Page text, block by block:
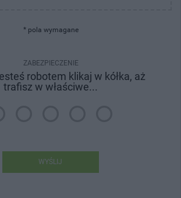
* pola wymagane
ZABEZPIECZENIE
robotem klikaj w kółka, aż
trafisz w właściwe...
WYŚLIJ